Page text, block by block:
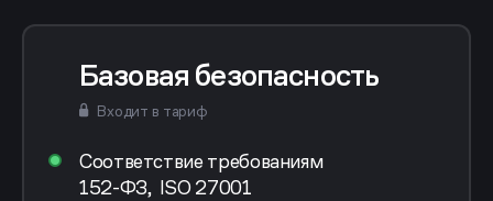
Базовая безопасность
Входит в тариф
Соответствие требованиям
152-ФЗ, ISO 27001